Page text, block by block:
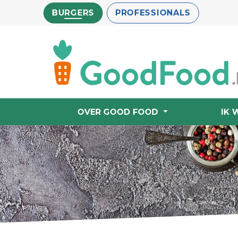
BURGERS PROFESSIONALS
OVER GOOD FOOD IK